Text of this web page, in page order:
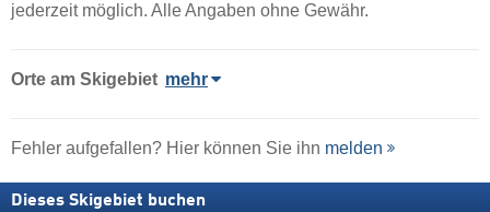
jederzeit möglich. Alle Angaben ohne Gewähr.
Orte am Skigebiet mehr
Fehler aufgefallen? Hier können Sie ihn melden
Dieses Skigebiet buchen